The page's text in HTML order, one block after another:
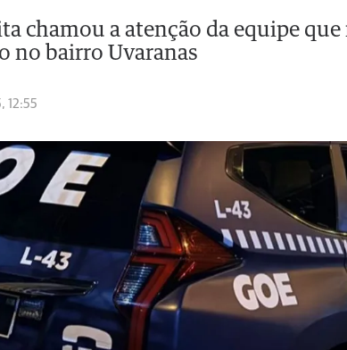
chamou a atenção da equipe que
no bairro Uvaranas
12:55